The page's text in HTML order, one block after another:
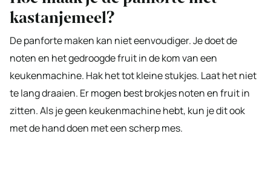
kastanjemeel?
De panforte maken kan niet eenvoudiger. Je doet de
noten en het gedroogde fruit in de kom van een
keukenmachine. Hak het tot kleine stukjes. Laat het niet
te lang draaien. Er mogen best brokjes noten en fruit in
zitten. Als je geen keukenmachine hebt, kun je dit ook
met de hand doen met een scherp mes.